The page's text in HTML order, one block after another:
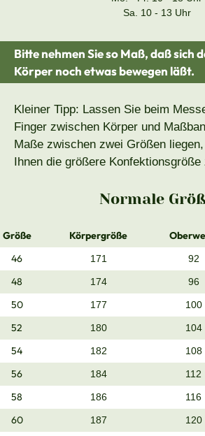
Sa. 10 - 13 Uhr
Bitte nehmen Sie so Maß, daß sich
Körper noch etwas bewegen läßt.
Kleiner Tipp: Lassen Sie beim
Finger zwischen Körper und
Maße zwischen zwei Größen
Ihnen die größere Konfektionsgröße
Normale
Größe Körpergröße
46
171 92
48 174 96
50 177 100
52 180 104
54 182 108
56 184 112
58 186 116
60 187 120